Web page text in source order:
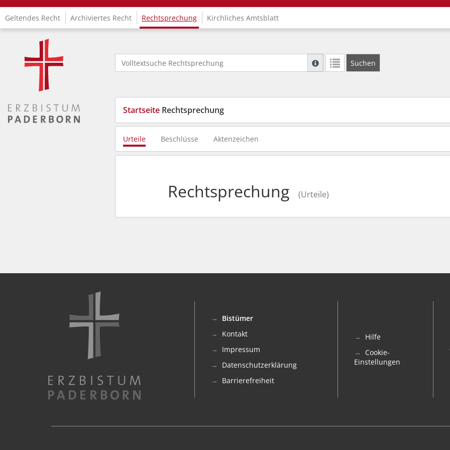
Logo Fachinformationssystem Kirchenrecht
Geltendes Recht Archiviertes Recht Rechtsprechung Kirchliches Amtsblatt
Volltextsuche Rechtsprechung
Suche mit Platzhalter "*", Bsp. Pfarrer*,
Suchen
Startseite Rechtsprechung
Urteile Beschlüsse Aktenzeichen
Rechtsprechung (Urteile)
Bistümer
Kontakt
Impressum
Datenschutzerklärung
Barrierefreiheit
Hilfe
Cookie-
Einstellungen